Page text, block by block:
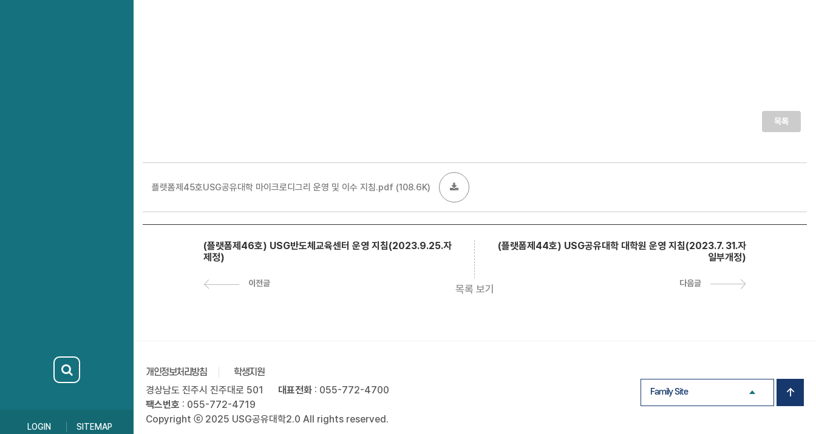
LOGIN SITEMAP
목록
플랫폼제45호USG공유대학 마이크로디그리 운영 및 이수 지침.pdf (108.6K)
(플랫폼제46호) USG반도체교육센터 운영 지침(2023.9.25.자
제정)
이전글 목록 보기
(플랫폼제44호) USG공유대학 대학원 운영 지침(2023.7. 31.자
일부개정)
다음글
개인정보처리방침 학생지원
경상남도 진주시 진주대로 501 대표전화 : 055-772-4700
팩스번호 : 055-772-4719
Copyright ⓒ 2025 USG공유대학2.0 All rights reserved.
Family Site